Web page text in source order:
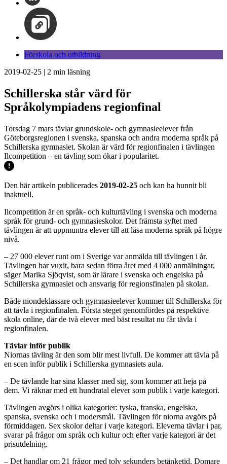
Förskola och utbildning
2019-02-25 | 2 min läsning
Schillerska står värd för
Språkolympiadens regionfinal
Torsdag 7 mars tävlar grundskole- och gymnasieelever från
Göteborgsregionen i svenska, spanska och andra moderna språk på
Schillerska gymnasiet. Skolan är värd för regionfinalen i tävlingen
Ilcompetition – en tävling som ökar i popularitet.
Den här artikeln publicerades 2019-02-25 och kan ha hunnit bli
inaktuell.
Ilcompetition är en språk- och kulturtävling i svenska och moderna
språk för grund- och gymnasieskolor. Det främsta syftet med
tävlingen är att uppmuntra elever till att läsa moderna språk på högre
nivå.
– 27 000 elever runt om i Sverige var anmälda till tävlingen i år.
Tävlingen har vuxit, bara sedan förra året med 4 000 anmälningar,
säger Marika Sjöqvist, som är lärare i svenska och engelska på
Schillerska gymnasiet och ansvarig för regionsfinalen på skolan.
Både niondeklassare och gymnasieelever kommer till Schillerska för
att tävla i regionfinalen. Första steget genomfördes på respektive
skola online, där de två elever med bäst resultat nu får tävla i
regionfinalen.
Tävlar inför publik
Niornas tävling är den som blir mest livfull. De kommer att tävla på
en scen inför publik i Schillerska gymnasiets aula.
– De tävlande har sina klasser med sig, som kommer att heja på
dem. Vi räknar med ett hundratal elever som publik i varje kategori.
Tävlingen avgörs i olika kategorier: tyska, franska, engelska,
spanska, svenska och i modersmål. Tävlingen för niorna avgörs på
förmiddagen. Sex skolor deltar i varje kategori. Eleverna tävlar i par,
svarar på frågor om språk och kultur och efter varje kategori är det
prisutdelning.
– Det handlar om 21 frågor med tolv sekunders betänketid. Domare